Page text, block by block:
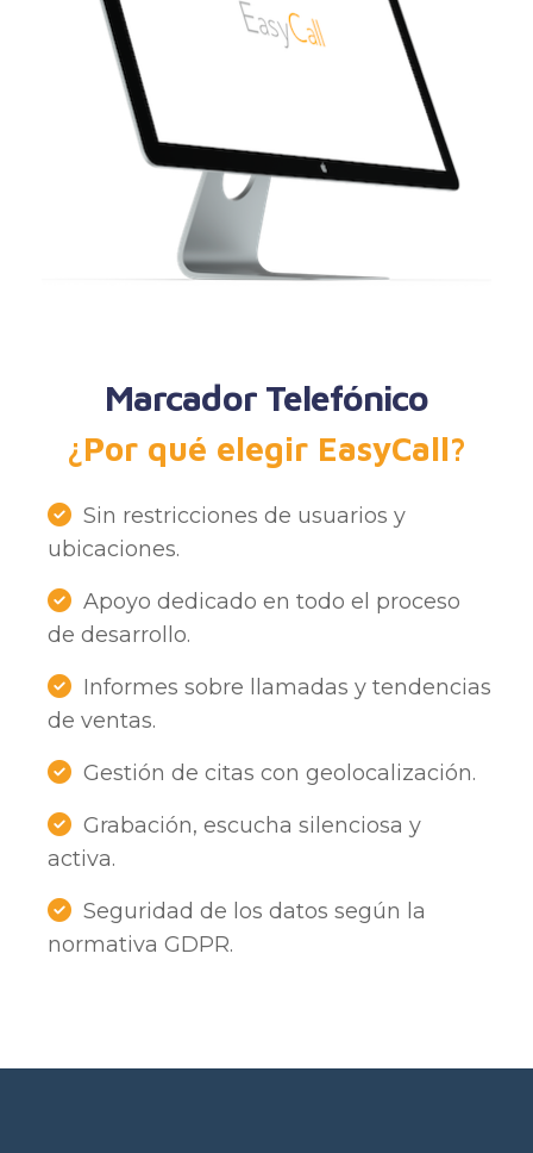
Marcador Telefónico
¿Por qué elegir EasyCall?
Sin restricciones de usuarios y
ubicaciones.
Apoyo dedicado en todo el proceso
de desarrollo.
Informes sobre llamadas y tendencias
de ventas.
Gestión de citas con geolocalización.
Grabación, escucha silenciosa y
activa.
Seguridad de los datos según la
normativa GDPR.